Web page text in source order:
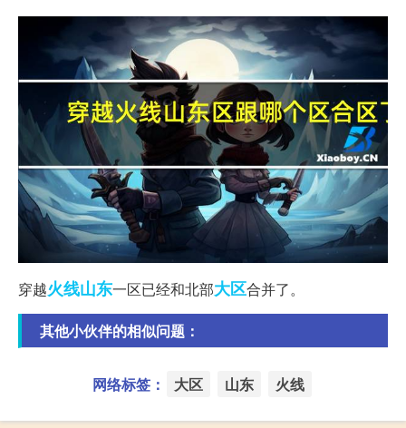
穿越火线山东一区已经和北部大区合并了。
其他小伙伴的相似问题：
网络标签： 大区 山东 火线